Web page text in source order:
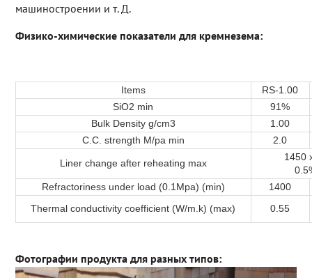
машиностроении и т. Д.
Физико-химические показатели для кремнезема:
Items
RS-1.00
SiO2 min
91%
Bulk Density g/cm3
1.00
C.C. strength M/pa min
2.0
Liner change after reheating max
1450
Refractoriness under load (0.1Mpa) (min)
1400
Thermal conductivity coefficient (W/m.k) (max)
0.55
Фотографии продукта для разных типов: